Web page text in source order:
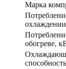
Марка
обогреве,